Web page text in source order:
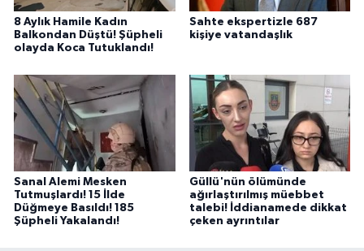
8 Aylık Hamile Kadın
Balkondan Düştü! Şüpheli
olayda Koca Tutuklandı!
Sahte ekspertizle 687
kişiye vatandaşlık
Sanal Alemi Mesken
Tutmuşlardı! 15 İlde
Düğmeye Basıldı! 185
Şüpheli Yakalandı!
Güllü'nün ölümünde
ağırlaştırılmış müebbet
talebi! İddianamede dikkat
çeken ayrıntılar